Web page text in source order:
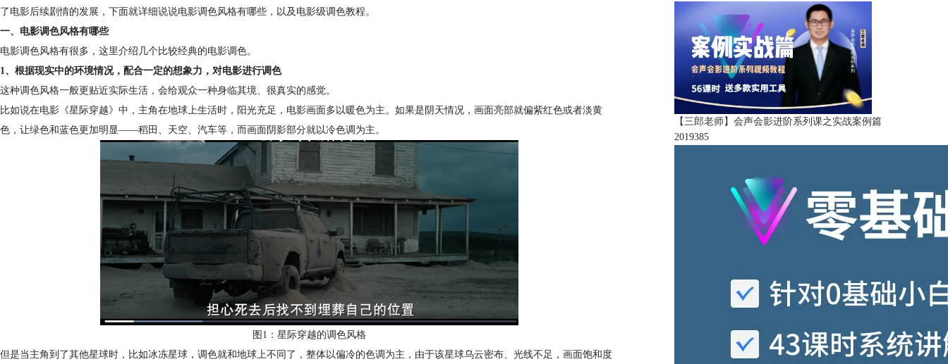
了电影后续剧情的发展，下面就详细说说电影调色风格有哪些，以及电影级调色教程。
一、电影调色风格有哪些
电影调色风格有很多，这里介绍几个比较经典的电影调色。
1、根据现实中的环境情况，配合一定的想象力，对电影进行调色
这种调色风格一般更贴近实际生活，会给观众一种身临其境、很真实的感觉。
比如说在电影《星际穿越》中，主角在地球上生活时，阳光充足，电影画面多以暖色为主。如果是阴天情况，画面亮部就偏紫红色或者淡黄
色，让绿色和蓝色更加明显——稻田、天空、汽车等，而画面阴影部分就以冷色调为主。
图1：星际穿越的调色风格
但是当主角到了其他星球时，比如冰冻星球，调色就和地球上不同了，整体以偏冷的色调为主，由于该星球乌云密布、光线不足，画面饱和度
【三郎老师】会声会影进阶系列课之实战案例篇
2019385